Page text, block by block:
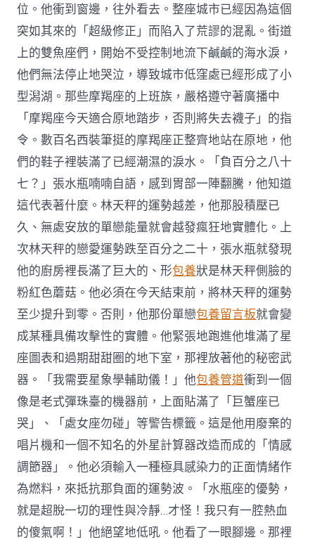
位。他衝到窗邊，往外看去。整座城市已經因為這個
突如其來的「超級修正」而陷入了荒謬的混亂。街道
上的雙魚座們，開始不受控制地流下鹹鹹的海水淚，
他們無法停止地哭泣，導致城市低窪處已經形成了小
型潟湖。那些摩羯座的上班族，嚴格遵守著廣播中
「摩羯座今天適合原地踏步，否則將失去襪子」的指
令。數百名西裝筆挺的摩羯座正整齊地站在原地，他
們的鞋子裡裝滿了已經潮濕的淚水。「負百分之八十
七？」張水瓶喃喃自語，感到胃部一陣翻騰，他知道
這代表著什麼。林天秤的運勢越差，他那股積壓已
久、無處安放的單戀能量就會越發瘋狂地實體化。上
次林天秤的戀愛運勢跌至百分之二十，張水瓶就發現
他的廚房裡長滿了巨大的、形包養狀是林天秤側臉的
粉紅色蘑菇。他必須在今天結束前，將林天秤的運勢
至少提升到零。否則，他那份單戀包養留言板就會變
成某種具備攻擊性的實體。他緊張地跑進他堆滿了星
座圖表和過期甜甜圈的地下室，那裡放著他的秘密武
器。「我需要星象學輔助儀！」他包養管道衝到一個
像是老式彈珠臺的機器前，上面貼滿了「巨蟹座已
哭」、「處女座勿碰」等警告標籤。這是他用廢棄的
唱片機和一個不知名的外星計算器改造而成的「情感
調節器」。他必須輸入一種極具感染力的正面情緒作
為燃料，來抵抗那負面的運勢波。「水瓶座的優勢，
就是超脫一切的理性與冷靜…才怪！我只有一腔熱血
的傻氣啊！」他絕望地低吼。他看了一眼腳邊。那裡